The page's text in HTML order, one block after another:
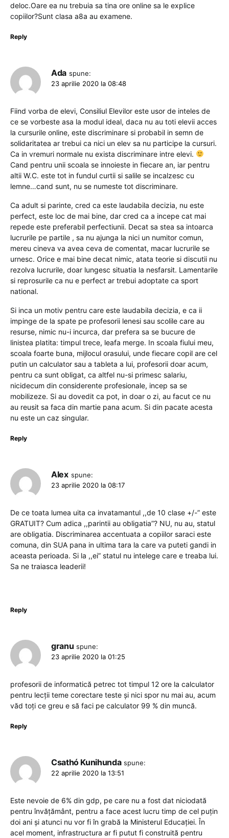
deloc.Oare ea nu trebuia sa tina ore online sa le explice
copiilor?Sunt clasa a8a au examene.
Reply
Ada spune:
23 aprilie 2020 la 08:48
Fiind vorba de elevi, Consiliul Elevilor este usor de inteles de
ce se vorbeste asa la modul ideal, daca nu au toti elevii acces
la cursurile online, este discriminare si probabil in semn de
solidaritatea ar trebui ca nici un elev sa nu participe la cursuri.
Ca in vremuri normale nu exista discriminare intre elevi.
Cand pentru unii scoala se innoieste in fiecare an, iar pentru
altii W.C. este tot in fundul curtii si salile se incalzesc cu
lemne…cand sunt, nu se numeste tot discriminare.
Ca adult si parinte, cred ca este laudabila decizia, nu este
perfect, este loc de mai bine, dar cred ca a incepe cat mai
repede este preferabil perfectiunii. Decat sa stea sa intoarca
lucrurile pe partile , sa nu ajunga la nici un numitor comun,
mereu cineva va avea ceva de comentat, macar lucrurile se
urnesc. Orice e mai bine decat nimic, atata teorie si discutii nu
rezolva lucrurile, doar lungesc situatia la nesfarsit. Lamentarile
si reprosurile ca nu e perfect ar trebui adoptate ca sport
national.
Si inca un motiv pentru care este laudabila decizia, e ca ii
impinge de la spate pe profesorii lenesi sau scolile care au
resurse, nimic nu-i incurca, dar prefera sa se bucure de
linistea platita: timpul trece, leafa merge. In scoala fiului meu,
scoala foarte buna, mijlocul orasului, unde fiecare copil are cel
putin un calculator sau a tableta a lui, profesorii doar acum,
pentru ca sunt obligat, ca altfel nu-si primesc salariu,
nicidecum din considerente profesionale, incep sa se
mobilizeze. Si au dovedit ca pot, in doar o zi, au facut ce nu
au reusit sa faca din martie pana acum. Si din pacate acesta
nu este un caz singular.
Reply
Alex spune:
23 aprilie 2020 la 08:17
De ce toata lumea uita ca invatamantul ,,de 10 clase +/-” este
GRATUIT? Cum adica ,,parintii au obligatia”? NU, nu au, statul
are obligatia. Discriminarea accentuata a copiilor saraci este
comuna, din SUA pana in ultima tara la care va puteti gandi in
aceasta perioada. Si la ,,ei” statul nu intelege care e treaba lui.
Sa ne traiasca leaderii!
Reply
granu spune:
23 aprilie 2020 la 01:25
profesorii de informatică petrec tot timpul 12 ore la calculator
pentru lecții teme corectare teste și nici spor nu mai au, acum
văd toți ce greu e să faci pe calculator 99 % din muncă.
Reply
Csathó Kunihunda spune:
22 aprilie 2020 la 13:51
Este nevoie de 6% din gdp, pe care nu a fost dat niciodată
pentru învățământ, pentru a face acest lucru timp de cel puțin
doi ani și atunci nu vor fi în grabă la Ministerul Educației. În
acel moment, infrastructura ar fi putut fi construită pentru